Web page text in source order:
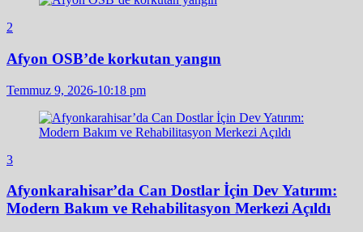
2
Afyon OSB’de korkutan yangın
Temmuz 9, 2026-10:18 pm
3
Afyonkarahisar’da Can Dostlar İçin Dev Yatırım:
Modern Bakım ve Rehabilitasyon Merkezi Açıldı